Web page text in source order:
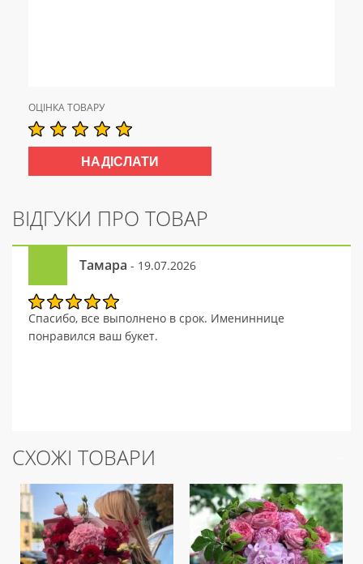
ОЦІНКА ТОВАРУ
ВІДГУКИ ПРО ТОВАР
Тамара - 19.07.2026
Спасибо, все выполнено в срок. Имениннице
понравился ваш букет.
СХОЖІ ТОВАРИ